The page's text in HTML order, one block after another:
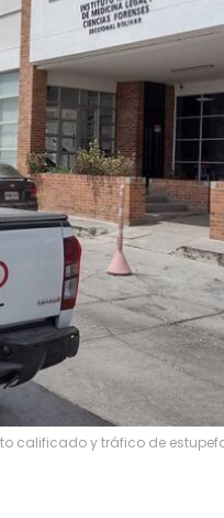
calificado y tráfico de